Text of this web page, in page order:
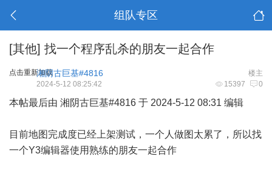
组队专区
[其他] 找一个程序乱杀的朋友一起合作
点击重新加载 楼主
湘阴古巨基#4816
15397 0
2024-5-12 08:25:42
本帖最后由 湘阴古巨基#4816 于 2024-5-12 08:31 编辑
目前地图完成度已经上架测试，一个人做图太累了，所以找
一个Y3编辑器使用熟练的朋友一起合作